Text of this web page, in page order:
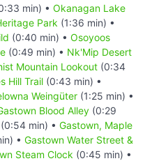
min) • Okanagan Lake
Park (1:36 min) •
(0:40 min) • Osoyoos
(0:49 min) • Nk'Mip Desert
Mountain Lookout (0:34
Hill Trail (0:43 min) •
Weingüter (1:25 min) •
Blood Alley (0:29
(0:54 min) • Gastown, Maple
• Gastown Water Street &
Steam Clock (0:45 min) •